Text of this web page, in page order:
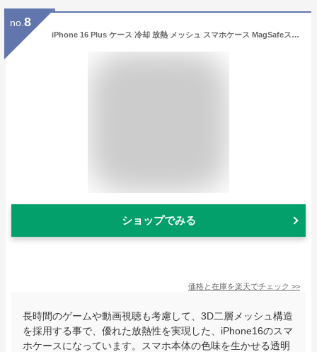
no. 8
iPhone 16 Plus ケース 冷却 放熱 メッシュ スマホケース MagSafeスタンド付き アイフォン16 Plus カバー 滑り止め 指紋防止 耐衝撃 ストラップホール付き 6.7インチ (iPhone16plus 透明) 送料無料
ショップでみる
価格と在庫を楽天でチェック >>
長時間のゲームや動画視聴も考慮して、3D二層メッシュ構造
を採用する事で、優れた放熱性を実現した、iPhone16のスマ
ホケースになっています。スマホ本体の色味を生かせる透明